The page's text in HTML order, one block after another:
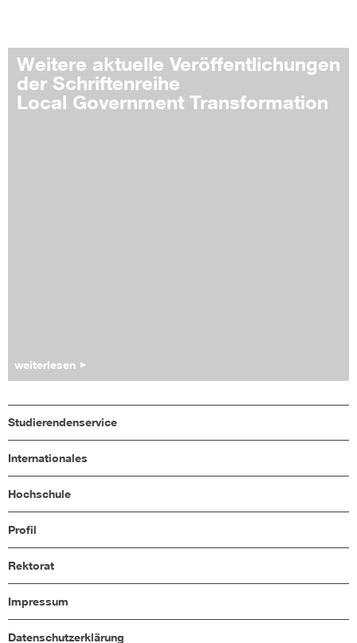
Weitere aktuelle Veröffentlichungen
der Schriftenreihe
Local Government Transformation
weiterlesen
Studierendenservice
Internationales
Hochschule
Profil
Rektorat
Impressum
Datenschutzerklärung